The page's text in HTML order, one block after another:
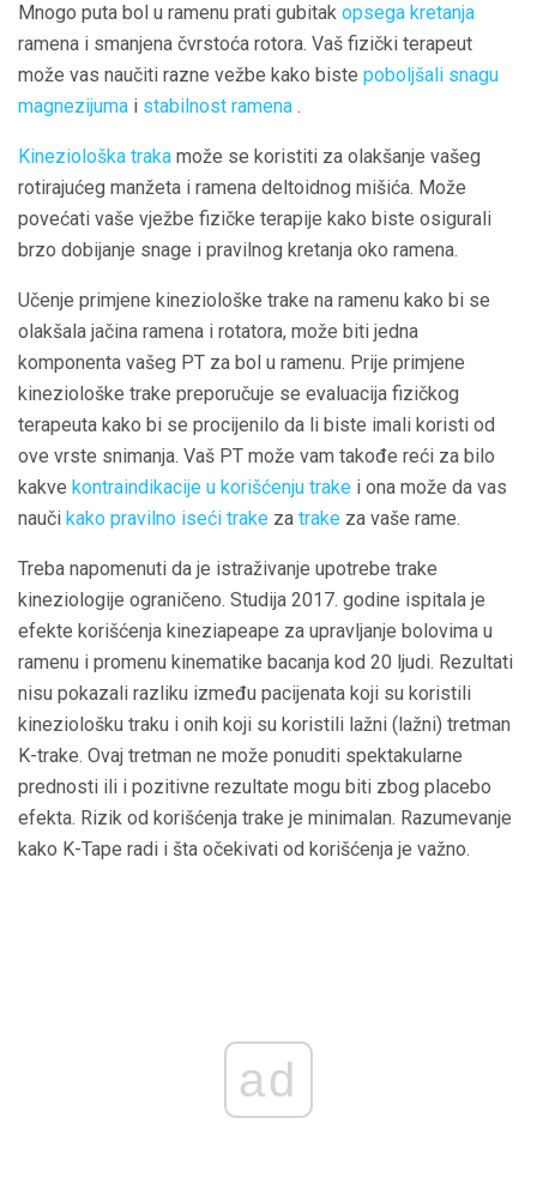
Mnogo puta bol u ramenu prati gubitak opsega kretanja
ramena i smanjena čvrstoća rotora. Vaš fizički terapeut
može vas naučiti razne vežbe kako biste poboljšali snagu
magnezijuma i stabilnost ramena .
Kineziološka traka može se koristiti za olakšanje vašeg
rotirajućeg manžeta i ramena deltoidnog mišića. Može
povećati vaše vježbe fizičke terapije kako biste osigurali
brzo dobijanje snage i pravilnog kretanja oko ramena.
Učenje primjene kineziološke trake na ramenu kako bi se
olakšala jačina ramena i rotatora, može biti jedna
komponenta vašeg PT za bol u ramenu. Prije primjene
kineziološke trake preporučuje se evaluacija fizičkog
terapeuta kako bi se procijenilo da li biste imali koristi od
ove vrste snimanja. Vaš PT može vam takođe reći za bilo
kakve kontraindikacije u korišćenju trake i ona može da vas
nauči kako pravilno iseći trake za trake za vaše rame.
Treba napomenuti da je istraživanje upotrebe trake
kineziologije ograničeno. Studija 2017. godine ispitala je
efekte korišćenja kineziapeape za upravljanje bolovima u
ramenu i promenu kinematike bacanja kod 20 ljudi. Rezultati
nisu pokazali razliku između pacijenata koji su koristili
kineziološku traku i onih koji su koristili lažni (lažni) tretman
K-trake. Ovaj tretman ne može ponuditi spektakularne
prednosti ili i pozitivne rezultate mogu biti zbog placebo
efekta. Rizik od korišćenja trake je minimalan. Razumevanje
kako K-Tape radi i šta očekivati ​​od korišćenja je važno.
ad